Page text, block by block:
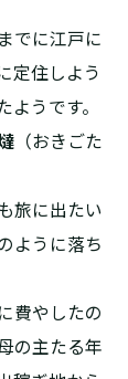
でに江戸に
定住しよう
うです。
（おきごた
旅に出たい
ように落ち
費やしたの
の主たる年